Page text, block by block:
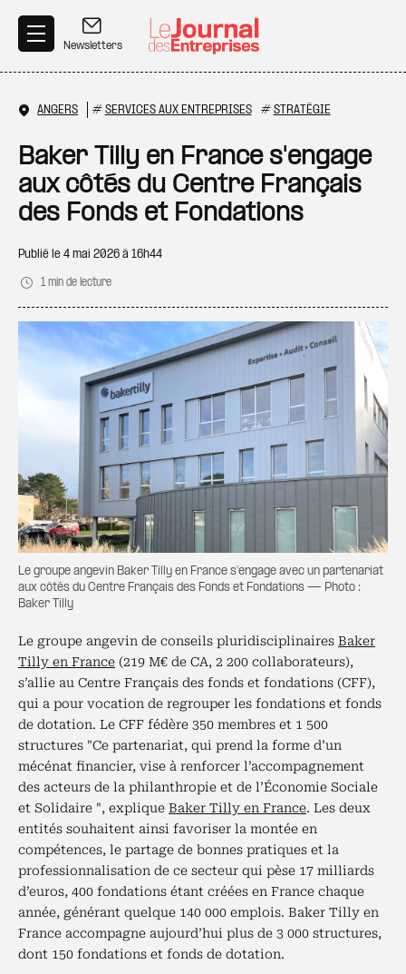
Newsletters
ANGERS # SERVICES AUX ENTREPRISES # STRATÉGIE
Baker Tilly en France s'engage
aux côtés du Centre Français
des Fonds et Fondations
Publié le 4 mai 2026 à 16h44
1 min de lecture
Le groupe angevin Baker Tilly en France s'engage avec un partenariat
aux côtés du Centre Français des Fonds et Fondations — Photo :
Baker Tilly
Le groupe angevin de conseils pluridisciplinaires Baker
Tilly en France (219 M€ de CA, 2 200 collaborateurs),
s’allie au Centre Français des fonds et fondations (CFF),
qui a pour vocation de regrouper les fondations et fonds
de dotation. Le CFF fédère 350 membres et 1 500
structures "Ce partenariat, qui prend la forme d’un
mécénat financier, vise à renforcer l’accompagnement
des acteurs de la philanthropie et de l’Économie Sociale
et Solidaire ", explique Baker Tilly en France. Les deux
entités souhaitent ainsi favoriser la montée en
compétences, le partage de bonnes pratiques et la
professionnalisation de ce secteur qui pèse 17 milliards
d’euros, 400 fondations étant créées en France chaque
année, générant quelque 140 000 emplois. Baker Tilly en
France accompagne aujourd’hui plus de 3 000 structures,
dont 150 fondations et fonds de dotation.